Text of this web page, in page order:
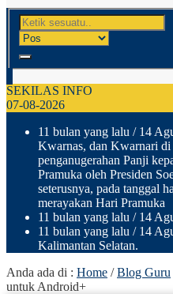
SEKILAS INFO
07-08-2026
11 bulan yang lalu / 14
Kwarnas, dan Kwarnari di
penganugerahan Panji
Pramuka oleh Presiden
seterusnya, pada tanggal
merayakan Hari Pramuka
11 bulan yang lalu / 14
11 bulan yang lalu / 14
Kalimantan Selatan.
Anda ada di : Home /Blog Guru
untuk Android+